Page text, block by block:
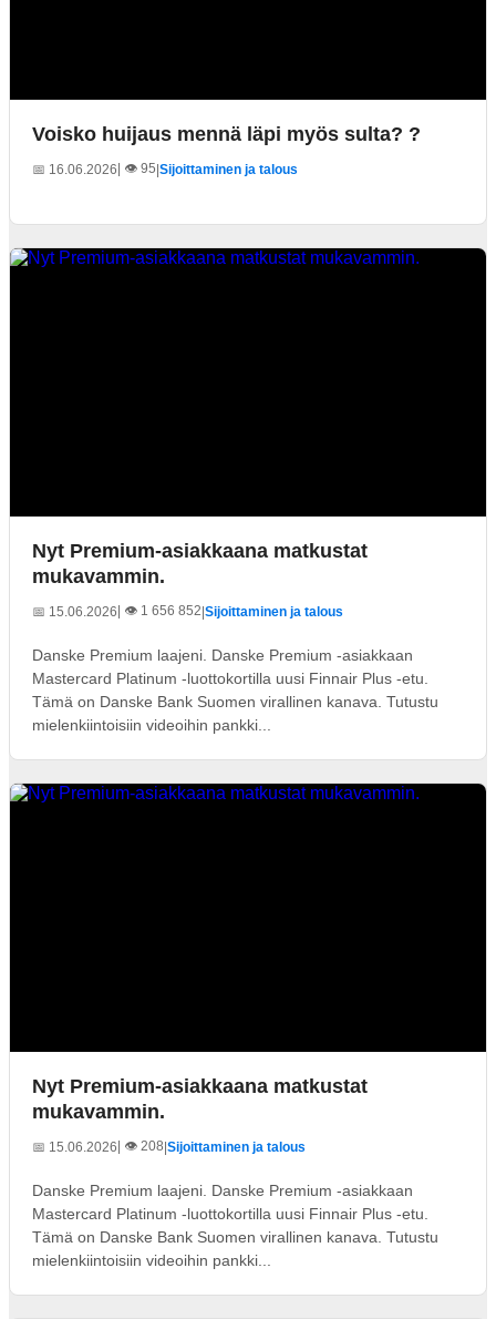
Voisko huijaus mennä läpi myös sulta? ?
📅 16.06.2026| 👁️ 95 Sijoittaminen ja talous
Nyt Premium-asiakkaana matkustat
mukavammin.
📅 15.06.2026| 👁️ 1 656 852 Sijoittaminen ja talous
Danske Premium laajeni. Danske Premium -asiakkaan
Mastercard Platinum -luottokortilla uusi Finnair Plus -etu.
Tämä on Danske Bank Suomen virallinen kanava. Tutustu
mielenkiintoisiin videoihin pankki...
Nyt Premium-asiakkaana matkustat
mukavammin.
📅 15.06.2026| 👁️ 208 Sijoittaminen ja talous
Danske Premium laajeni. Danske Premium -asiakkaan
Mastercard Platinum -luottokortilla uusi Finnair Plus -etu.
Tämä on Danske Bank Suomen virallinen kanava. Tutustu
mielenkiintoisiin videoihin pankki...